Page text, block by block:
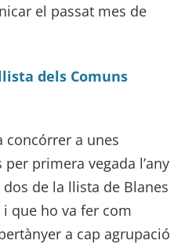
el passat mes de
dels Comuns
concórrer a unes
primera vegada l’any
de la llista de Blanes
que ho va fer com
a cap agrupació